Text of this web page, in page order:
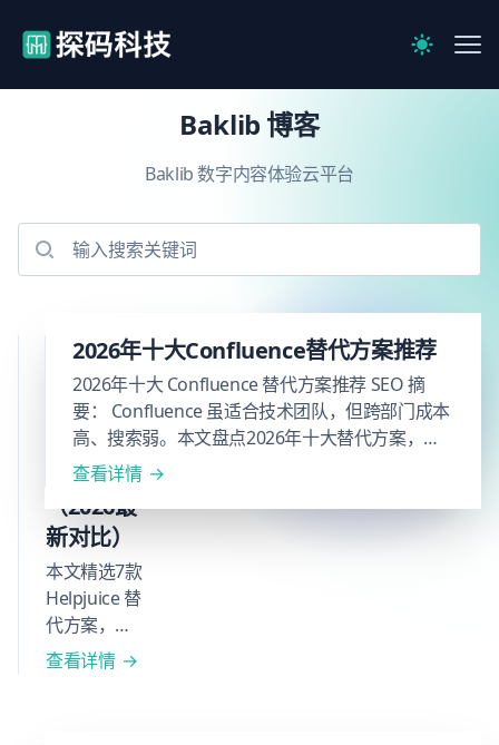
【官网】探码科技
Switch
Baklib 博客
Baklib 数字内容体验云平台
为客户支
持团队打
造的7大
Helpjuice
替代推荐
（2026最
新对比）
本文精选7款
Helpjuice 替
代方案，涵
盖 Baklib、
查看详情
2026年十大Confluence替代方案推荐
2026年十大 Confluence 替代方案推荐 SEO 摘
要： Confluence 虽适合技术团队，但跨部门成本
高、搜索弱。本文盘点2026年十大替代方案，涵
盖 Baklib、Notion 等，助您选出更适配的知识管
查看详情